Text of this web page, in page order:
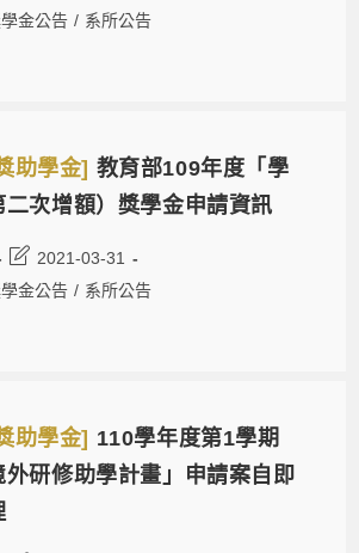
金公告 / 系所公告
助學金] 教育部109年度「學
次增額）獎學金申請資訊
2021-03-31
金公告 / 系所公告
助學金] 110學年度第1學期
外研修助學計畫」申請案自即